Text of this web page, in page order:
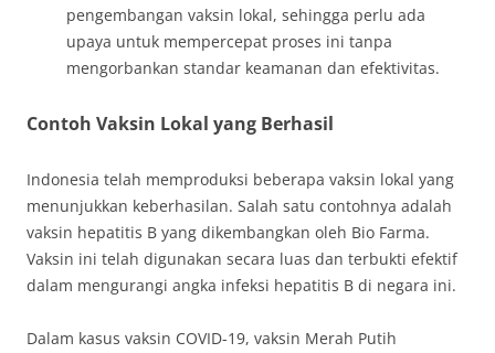
pengembangan vaksin lokal, sehingga perlu ada
upaya untuk mempercepat proses ini tanpa
mengorbankan standar keamanan dan efektivitas.
Contoh Vaksin Lokal yang Berhasil
Indonesia telah memproduksi beberapa vaksin lokal yang
menunjukkan keberhasilan. Salah satu contohnya adalah
vaksin hepatitis B yang dikembangkan oleh Bio Farma.
Vaksin ini telah digunakan secara luas dan terbukti efektif
dalam mengurangi angka infeksi hepatitis B di negara ini.
Dalam kasus vaksin COVID-19, vaksin Merah Putih